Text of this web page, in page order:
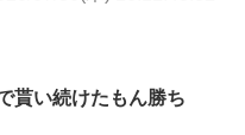
貰い続けたもん勝ち